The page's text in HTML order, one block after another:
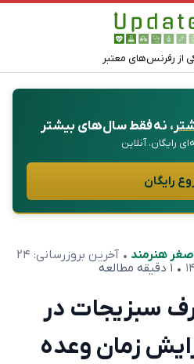
از رفرنس‌های معتبر
، نه فقط سال‌های بیشتر
رایگان
هنرمند • آخرین بروزرسانی: ۲۴
• ۱ دقیقه مطالعه
سبزیجات در
زمان وعده